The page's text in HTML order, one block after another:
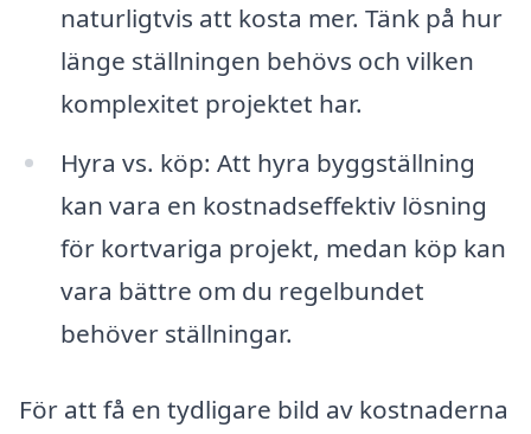
naturligtvis att kosta mer. Tänk på hur
länge ställningen behövs och vilken
komplexitet projektet har.
Hyra vs. köp: Att hyra byggställning
kan vara en kostnadseffektiv lösning
för kortvariga projekt, medan köp kan
vara bättre om du regelbundet
behöver ställningar.
För att få en tydligare bild av kostnaderna